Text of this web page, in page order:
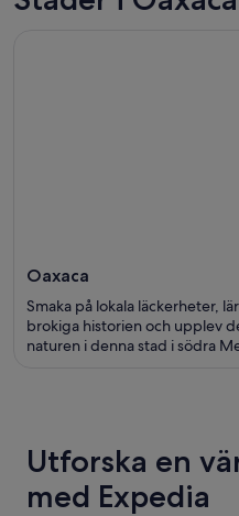
Oaxaca
Smaka på lokala läckerheter,
brokiga historien och upplev
naturen i denna stad i södra
Utforska en
med Expedia